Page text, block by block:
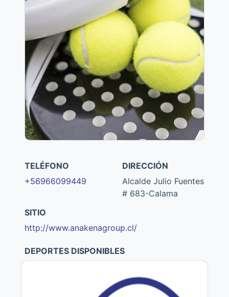
TELÉFONO
+56966099449
DIRECCIÓN
Alcalde Julio Fuentes
# 683-Calama
SITIO
http://www.anakenagroup.cl/
DEPORTES DISPONIBLES